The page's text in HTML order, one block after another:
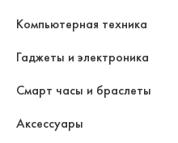
Компьютерная техника
Гаджеты и электроника
Смарт часы и браслеты
Аксессуары